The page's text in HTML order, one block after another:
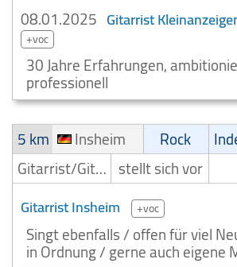
08.01.2025 Gitarrist
+voc
30 Jahre Erfahrungen,
professionell
5 km
Insheim Rock
Gitarrist/Gitarrenspieler stellt sich vor
Gitarrist Insheim +voc
Singt ebenfalls / offen für viel
in Ordnung / gerne auch eigene